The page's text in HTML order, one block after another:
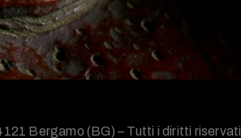
Bergamo (BG) – Tutti i diritti riservati